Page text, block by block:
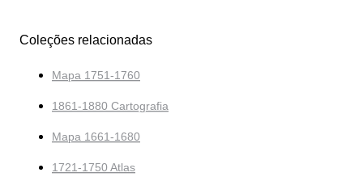
Coleções relacionadas
Mapa 1751-1760
1861-1880 Cartografia
Mapa 1661-1680
1721-1750 Atlas